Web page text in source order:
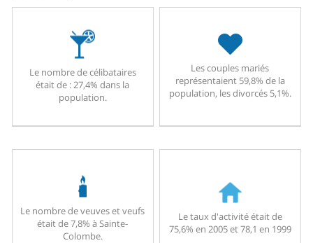
Le nombre de célibataires
était de : 27,4% dans la
population.
Les couples mariés
représentaient 59,8% de la
population, les divorcés 5,1%.
Le nombre de veuves et veufs
était de 7,8% à Sainte-
Colombe.
Le taux d'activité était de
75,6% en 2005 et 78,1 en 1999